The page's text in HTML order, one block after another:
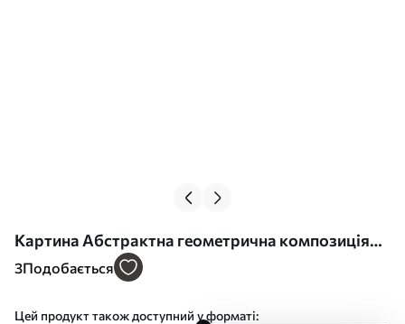
Картина Абстрактна геометрична композиція
Арт. s46351
3Подобається
Цей продукт також доступний у форматі: